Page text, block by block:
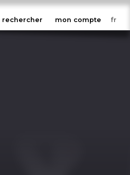
rechercher mon compte